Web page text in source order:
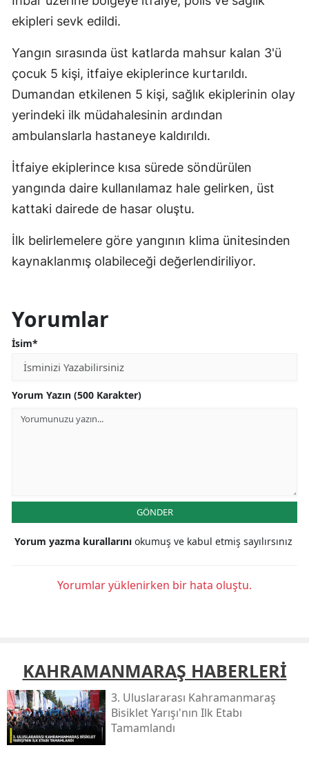
ekipleri sevk edildi.
Yangın sırasında üst katlarda mahsur kalan 3'ü
çocuk 5 kişi, itfaiye ekiplerince kurtarıldı.
Dumandan etkilenen 5 kişi, sağlık ekiplerinin olay
yerindeki ilk müdahalesinin ardından
ambulanslarla hastaneye kaldırıldı.
İtfaiye ekiplerince kısa sürede söndürülen
yangında daire kullanılamaz hale gelirken, üst
kattaki dairede de hasar oluştu.
İlk belirlemelere göre yangının klima ünitesinden
kaynaklanmış olabileceği değerlendiriliyor.
Yorumlar
İsim*
Yorum Yazın (500 Karakter)
GÖNDER
Yorum yazma kurallarını okumuş ve kabul etmiş sayılırsınız
Yorumlar yüklenirken bir hata oluştu.
KAHRAMANMARAŞ HABERLERİ
3. Uluslararası Kahramanmaraş
Bisiklet Yarışı'nın Ilk Etabı
Tamamlandı